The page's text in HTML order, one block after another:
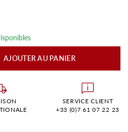
AJOUTER AU PANIER
SERVICE CLIENT
+33 (0)7 61 07 22 23